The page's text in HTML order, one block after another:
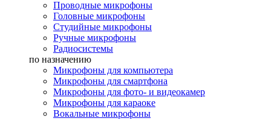
Проводные микрофоны
Головные микрофоны
Студийные микрофоны
Ручные микрофоны
Радиосистемы
по назначению
Микрофоны для компьютера
Микрофоны для смартфона
Микрофоны для фото- и видеокамер
Микрофоны для караоке
Вокальные микрофоны